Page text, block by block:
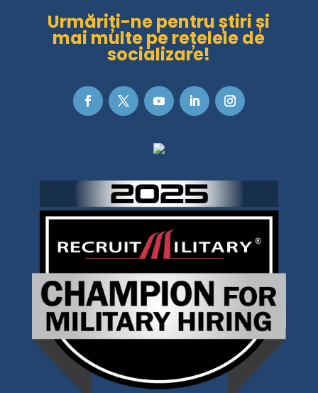
Urmăriți-ne pentru știri și
mai multe pe rețelele de
socializare!